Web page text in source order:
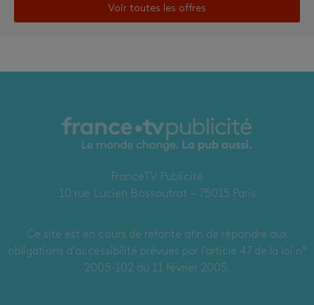
Voir toutes les offres
FranceTV Publicité
10 rue Lucien Bossoutrot – 75015 Paris
Ce site est en cours de refonte afin de répondre aux
obligations d’accessibilité prévues par l’article 47 de la loi n°
2005-102 du 11 février 2005.